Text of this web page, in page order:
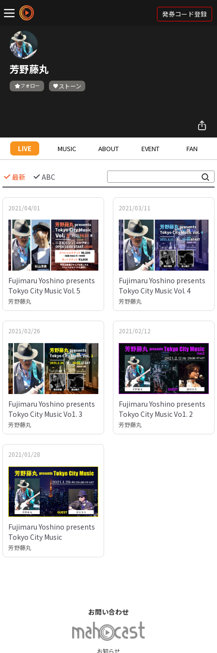
発券コード登録
芳野藤丸
フォロー ストーン
LIVE MUSIC ABOUT EVENT FAN
最新 ABC
2021/04/01
Fujimaru Yoshino presents
Tokyo City Music Vol. 5
芳野藤丸
2021/03/11
Fujimaru Yoshino presents
Tokyo City Music Vol. 4
芳野藤丸
2021/02/26
Fujimaru Yoshino presents
Tokyo City Music Vo1. 3
芳野藤丸
2021/02/12
Fujimaru Yoshino presents
Tokyo City Music Vo1. 2
芳野藤丸
2021/01/28
Fujimaru Yoshino presents
Tokyo City Music
芳野藤丸
お知らせ
お問い合わせ